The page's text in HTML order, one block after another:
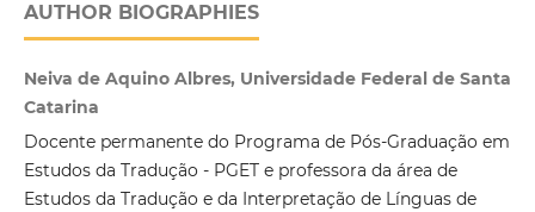
AUTHOR BIOGRAPHIES
Neiva de Aquino Albres, Universidade Federal de Santa
Catarina
Docente permanente do Programa de Pós-Graduação em
Estudos da Tradução - PGET e professora da área de
Estudos da Tradução e da Interpretação de Línguas de